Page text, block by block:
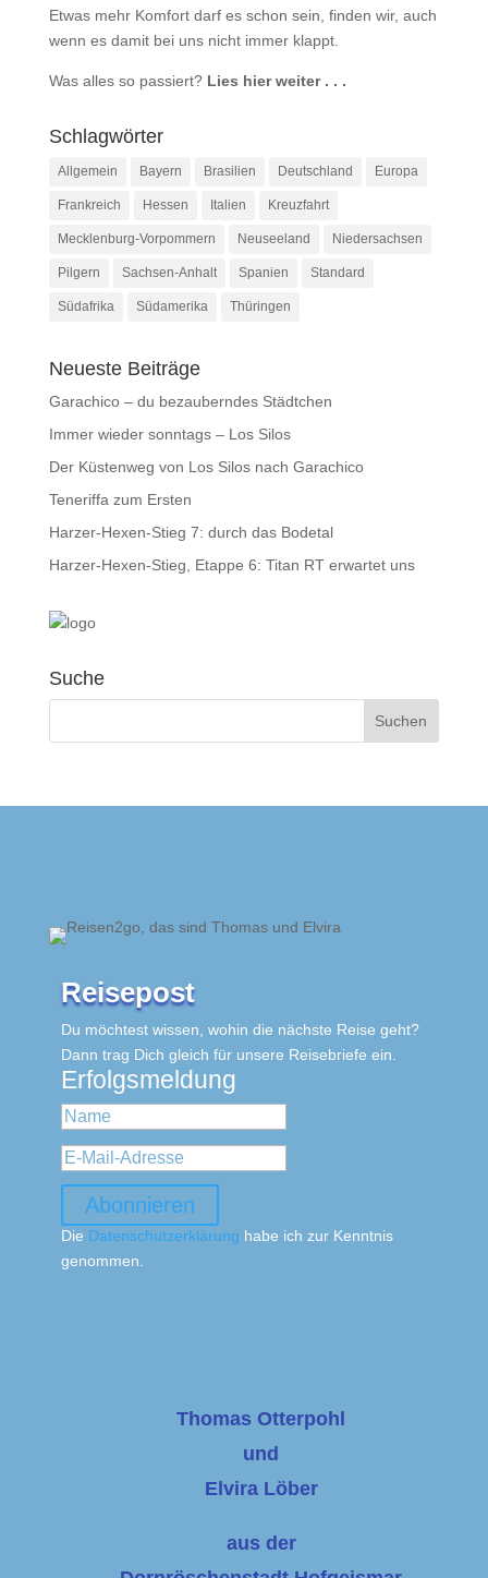
Etwas mehr Komfort darf es schon sein, finden wir, auch
wenn es damit bei uns nicht immer klappt.
Was alles so passiert? Lies hier weiter . . .
Schlagwörter
Allgemein Bayern Brasilien Deutschland Europa
Frankreich Hessen Italien Kreuzfahrt
Mecklenburg-Vorpommern Neuseeland Niedersachsen
Pilgern Sachsen-Anhalt Spanien Standard
Südafrika Südamerika Thüringen
Neueste Beiträge
Garachico – du bezauberndes Städtchen
Immer wieder sonntags – Los Silos
Der Küstenweg von Los Silos nach Garachico
Teneriffa zum Ersten
Harzer-Hexen-Stieg 7: durch das Bodetal
Harzer-Hexen-Stieg, Etappe 6: Titan RT erwartet uns
Suche
Reisepost
Du möchtest wissen, wohin die nächste Reise geht?
Dann trag Dich gleich für unsere Reisebriefe ein.
Erfolgsmeldung
Abonnieren
Die Datenschutzerklärung habe ich zur Kenntnis
genommen.
Thomas Otterpohl
und
Elvira Löber
aus der